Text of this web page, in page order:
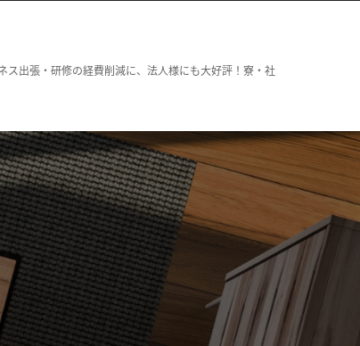
出張・研修の経費削減に、法人様にも大好評！寮・社